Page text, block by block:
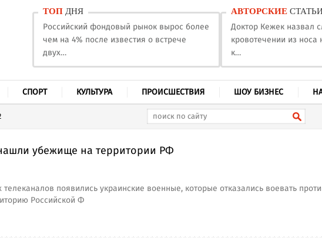
ТОП ДНЯ
Российский фондовый рынок вырос более
чем на 4% после известия о встрече
двух…
АВТОРСКИЕ
Доктор Кежек назвал
кровотечении из носа
к…
СПОРТ КУЛЬТУРА ПРОИСШЕСТВИЯ ШОУ БИЗНЕС
убежище на территории РФ
появились украинские военные, которые отказались воевать
Российской Ф